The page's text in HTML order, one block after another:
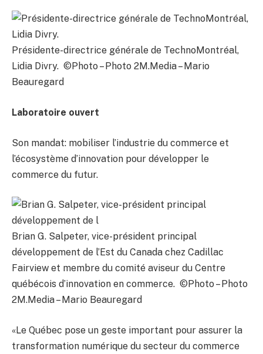
Présidente-directrice générale de TechnoMontréal,
Lidia Divry. ©Photo – Photo 2M.Media – Mario
Beauregard
Laboratoire ouvert
Son mandat: mobiliser l’industrie du commerce et
l’écosystème d’innovation pour développer le
commerce du futur.
Brian G. Salpeter, vice-président principal
développement de l’Est du Canada chez Cadillac
Fairview et membre du comité aviseur du Centre
québécois d’innovation en commerce. ©Photo – Photo
2M.Media – Mario Beauregard
«Le Québec pose un geste important pour assurer la
transformation numérique du secteur du commerce